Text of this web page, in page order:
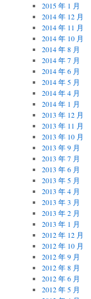
2015 年 1 月
2014 年 12 月
2014 年 11 月
2014 年 10 月
2014 年 8 月
2014 年 7 月
2014 年 6 月
2014 年 5 月
2014 年 4 月
2014 年 1 月
2013 年 12 月
2013 年 11 月
2013 年 10 月
2013 年 9 月
2013 年 7 月
2013 年 6 月
2013 年 5 月
2013 年 4 月
2013 年 3 月
2013 年 2 月
2013 年 1 月
2012 年 12 月
2012 年 10 月
2012 年 9 月
2012 年 8 月
2012 年 6 月
2012 年 5 月